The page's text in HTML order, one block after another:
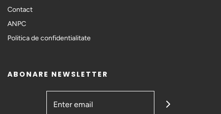
Contact
ANPC
Politica de confidentialitate
ABONARE NEWSLETTER